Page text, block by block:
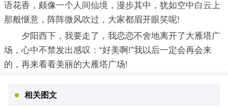
语花香，颇像一个人间仙境，漫步其中，犹如空中白云上
那般惬意，阵阵微风吹过，大家都眉开眼笑呢!
夕阳西下，我要走了，我恋恋不舍地离开了大雁塔广
场，心中不禁发出感叹：“好美啊!”我以后一定会再会来
的，再来看看美丽的大雁塔广场!
相关图文